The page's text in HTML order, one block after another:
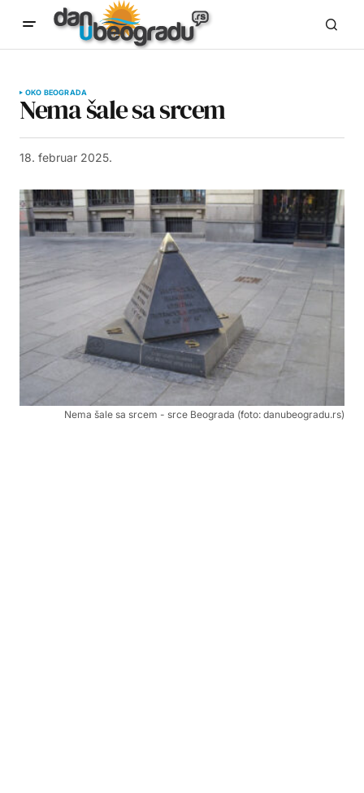
OKO BEOGRADA
Nema šale sa srcem
18. februar 2025.
Nema šale sa srcem - srce Beograda (foto: danubeogradu.rs)